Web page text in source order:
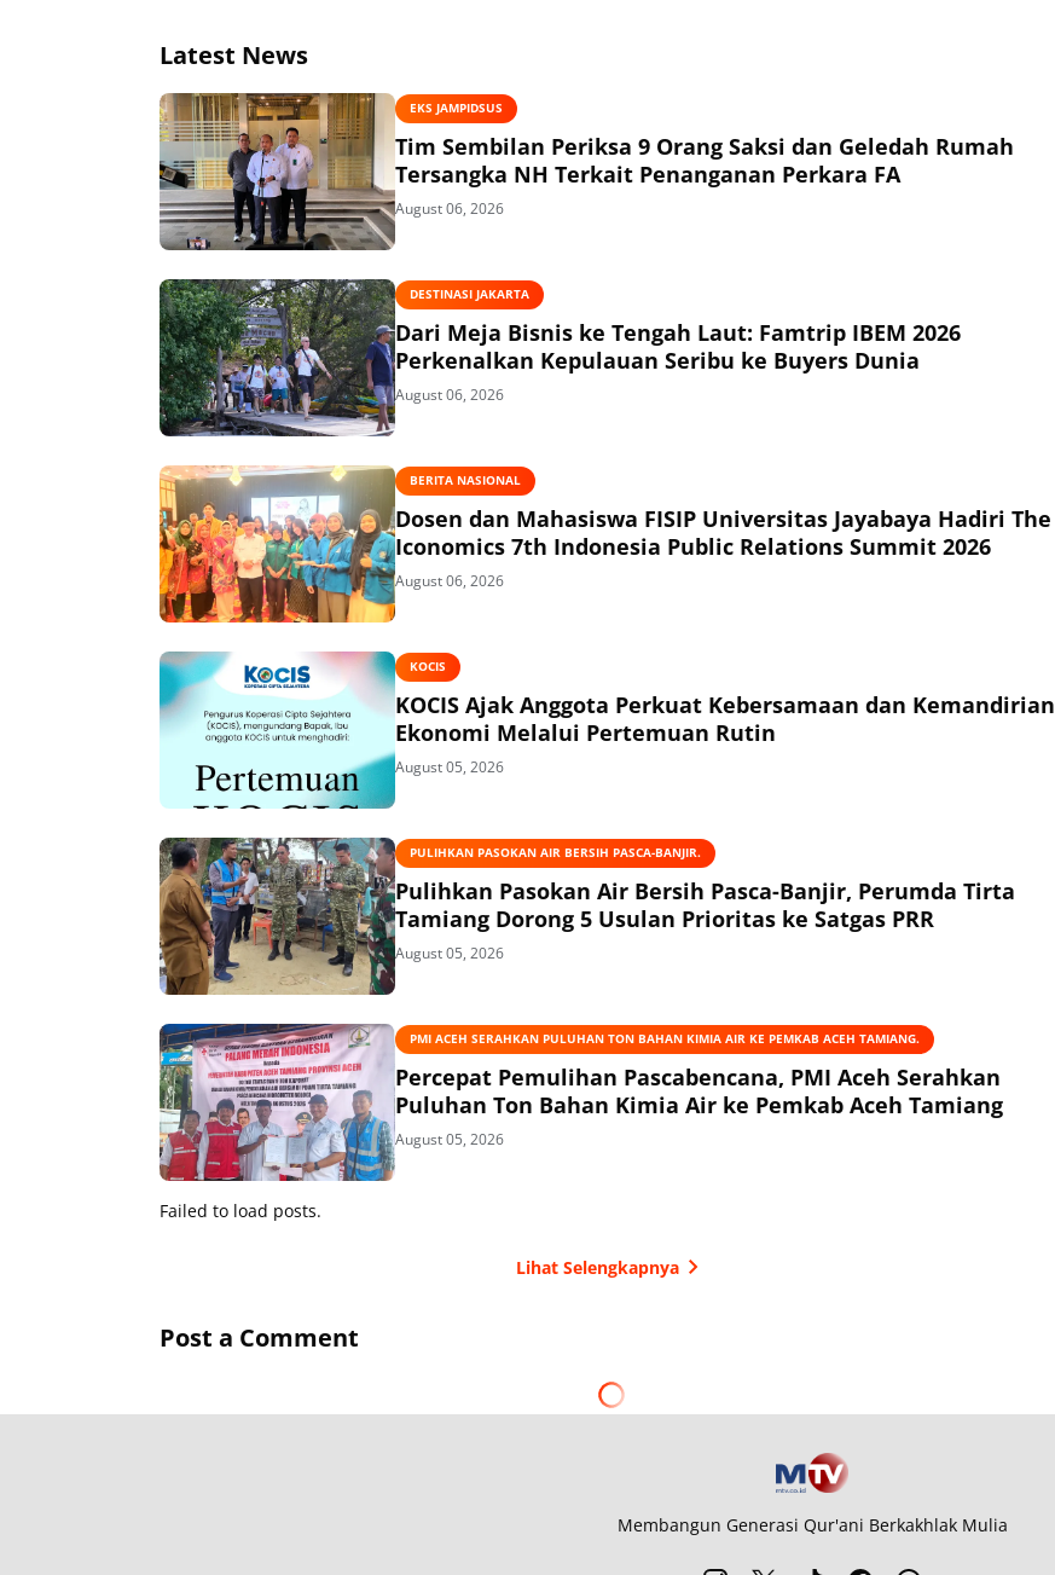
Latest News
EKS JAMPIDSUS
Tim Sembilan Periksa 9 Orang Saksi dan Geledah Rumah
Tersangka NH Terkait Penanganan Perkara FA
August 06, 2026
DESTINASI JAKARTA
Dari Meja Bisnis ke Tengah Laut: Famtrip IBEM 2026
Perkenalkan Kepulauan Seribu ke Buyers Dunia
August 06, 2026
BERITA NASIONAL
Dosen dan Mahasiswa FISIP Universitas Jayabaya Hadiri The
Iconomics 7th Indonesia Public Relations Summit 2026
August 06, 2026
KOCIS
KOCIS Ajak Anggota Perkuat Kebersamaan dan Kemandirian
Ekonomi Melalui Pertemuan Rutin
August 05, 2026
PULIHKAN PASOKAN AIR BERSIH PASCA-BANJIR.
Pulihkan Pasokan Air Bersih Pasca-Banjir, Perumda Tirta
Tamiang Dorong 5 Usulan Prioritas ke Satgas PRR
August 05, 2026
PMI ACEH SERAHKAN PULUHAN TON BAHAN KIMIA AIR KE PEMKAB ACEH TAMIANG.
Percepat Pemulihan Pascabencana, PMI Aceh Serahkan
Puluhan Ton Bahan Kimia Air ke Pemkab Aceh Tamiang
August 05, 2026
Failed to load posts.
Lihat Selengkapnya
Post a Comment
Membangun Generasi Qur'ani Berkakhlak Mulia